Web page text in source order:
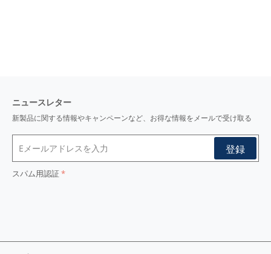
ニュースレター
新製品に関する情報やキャンペーンなど、お得な情報をメールで受け取る
スパム用認証